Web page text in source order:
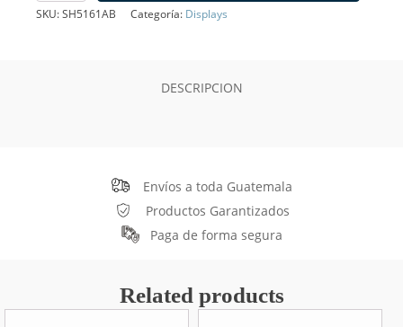
7
SKU:SH5161AB Categoría: Displays
DESCRIPCION
Envíos a toda Guatemala
Productos Garantizados
Paga de forma segura
Related products